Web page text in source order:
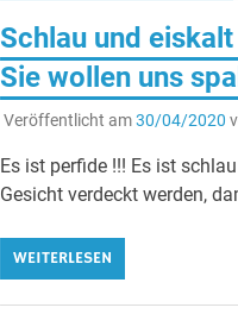
Schlau und
Sie wollen uns
Veröffentlicht am30/04/2020
Es ist perfide !!! Es ist
Gesicht verdeckt werden,
WEITERLESEN